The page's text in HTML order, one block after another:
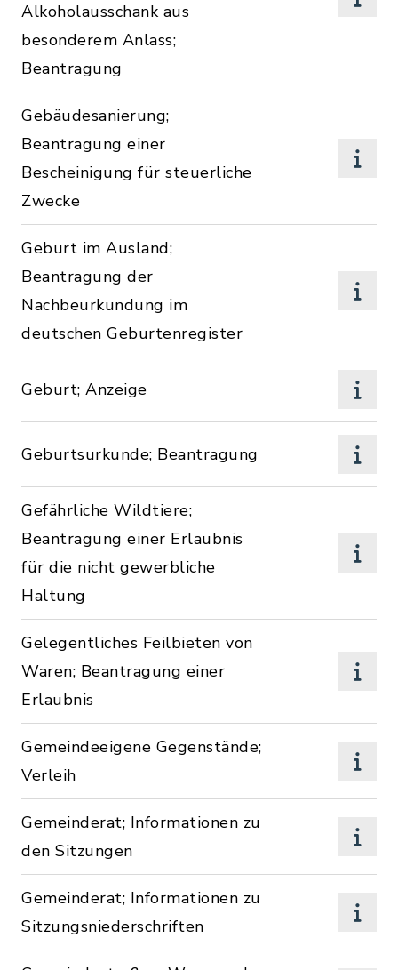
Alkoholausschank aus
besonderem Anlass;
Beantragung
Gebäudesanierung;
Beantragung einer
Bescheinigung für steuerliche
Zwecke
Geburt im Ausland;
Beantragung der
Nachbeurkundung im
deutschen Geburtenregister
Geburt; Anzeige
Geburtsurkunde; Beantragung
Gefährliche Wildtiere;
Beantragung einer Erlaubnis
für die nicht gewerbliche
Haltung
Gelegentliches Feilbieten von
Waren; Beantragung einer
Erlaubnis
Gemeindeeigene Gegenstände;
Verleih
Gemeinderat; Informationen zu
den Sitzungen
Gemeinderat; Informationen zu
Sitzungsniederschriften